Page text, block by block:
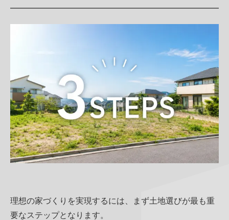
理想の家づくりを実現するには、まず土地選びが最も重
要なステップとなります。
お知らせ・コラム
家づくりのイメージ
その他